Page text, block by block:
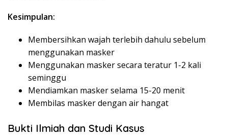
Kesimpulan:
Membersihkan wajah terlebih dahulu sebelum
menggunakan masker
Menggunakan masker secara teratur 1-2 kali
seminggu
Mendiamkan masker selama 15-20 menit
Membilas masker dengan air hangat
Bukti Ilmiah dan Studi Kasus